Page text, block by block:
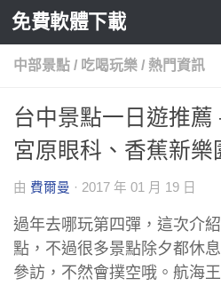
Skip to content
免費軟體下載
中部景點 / 吃喝玩樂 / 熱門資訊
台中景點一日遊推薦
宮原眼科、香蕉新樂
由 費爾曼 · 2017 年 01 月 19 日
過年去哪玩第四彈，這次介
點，不過很多景點除夕都休
參訪，不然會撲空哦。航海